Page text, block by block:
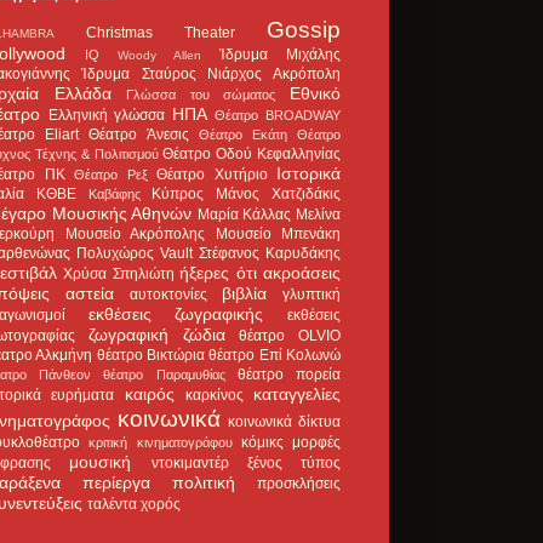
Christmas Theater Gossip
IQ Woody Allen
Ίδρυμα Μιχάλης
Ίδρυμα Σταύρος Νιάρχος Ακρόπολη
Ελλάδα Γλώσσα του σώματος
Εθνικό
Ελληνική γλώσσα ΗΠΑ Θέατρο BROADWAY
Eliart Θέατρο Άνεσις Θέατρο Εκάτη
Θέατρο
Τέχνης & Πολιτισμού Θέατρο Οδού Κεφαλληνίας
ΠΚ
Θέατρο Ρεξ Θέατρο Χυτήριο Ιστορικά
ΚΘΒΕ Καβάφης Κύπρος Μάνος Χατζιδάκις
Μουσικής Αθηνών Μαρία Κάλλας Μελίνα
Μουσείο Ακρόπολης
Μουσείο Μπενάκη
Πολυχώρος Vault Στέφανος Καρυδάκης
Χρύσα Σπηλιώτη ήξερες ότι ακροάσεις
αστεία αυτοκτονίες βιβλία
γλυπτική
εκθέσεις ζωγραφικής
εκθέσεις
ζωγραφική ζώδια
θέατρο OLVIO
Αλκμήνη θέατρο Βικτώρια θέατρο Επί Κολωνώ
Πάνθεον θέατρο Παραμυθίας
θέατρο πορεία
ευρήματα
καιρός καρκίνος
καταγγελίες
κοινωνικά κοινωνικά δίκτυα
κριτική κινηματογράφου κόμικς μορφές
μουσική ντοκιμαντέρ ξένος τύπος
περίεργα πολιτική προσκλήσεις
ταλέντα χορός